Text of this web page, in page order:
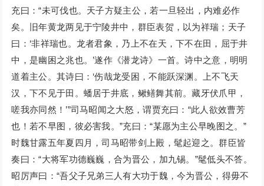
充曰：“未可伐也。天子方疑主公，若一旦轻出，内难必作
矣。旧年黄龙两见于宁陵井中，群臣表贺，以为祥瑞；天子
曰：‘非祥瑞也。龙者君象，乃上不在天，下不在田，屈于井
中，是幽困之兆也。’遂作《潜龙诗》一首。诗中之意，明明
道着主公。其诗曰：‘伤哉龙受困，不能跃深渊。上不飞天
汉，下不见于田。蟠居于井底，鳅鳝舞其前。藏牙伏爪甲，
嗟我亦同然！’”司马昭闻之大怒，谓贾充曰：“此人欲效曹芳
也！若不早图，彼必害我。”充曰：“某愿为主公早晚图之。”
时魏甘露五年夏四月，司马昭带剑上殿，髦起迎之。群臣皆
奏曰：“大将军功德巍巍，合为晋公，加九锡。”髦低头不答。
昭厉声曰：“吾父子兄弟三人有大功于魏，今为晋公，得毋不